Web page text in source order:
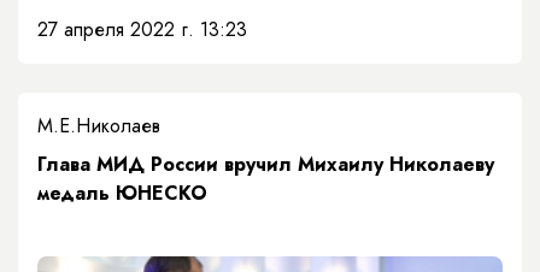
27 апреля 2022 г. 13:23
М.Е.Николаев
Глава МИД России вручил Михаилу Николаеву
медаль ЮНЕСКО